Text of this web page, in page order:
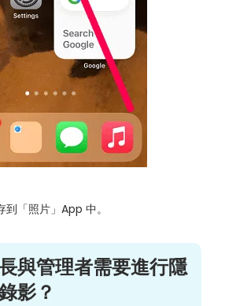
「照片」App 中。
與管理者需要進行隱
影？